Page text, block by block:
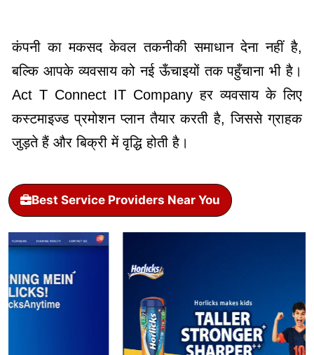
कंपनी का मकसद केवल तकनीकी समाधान देना नहीं है,
बल्कि आपके व्यवसाय को नई ऊँचाइयों तक पहुँचाना भी है।
Act T Connect IT Company हर व्यवसाय के लिए
कस्टमाइज्ड प्रमोशन प्लान तैयार करती है, जिससे ग्राहक
जुड़ते हैं और बिक्री में वृद्धि होती है।
Best Service Providers Near You